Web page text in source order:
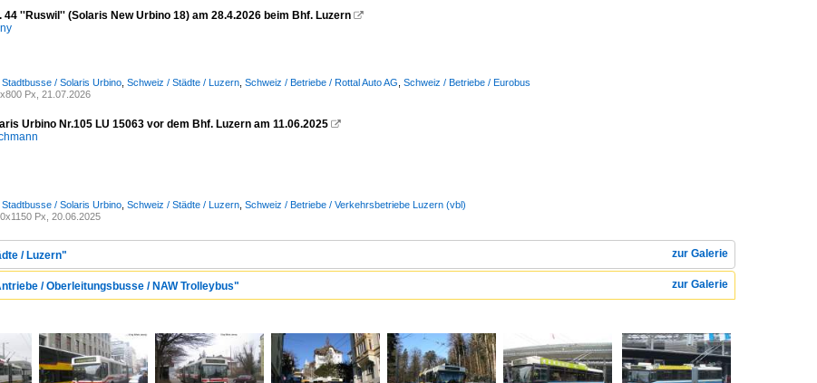
44 ''Ruswil'' (Solaris New Urbino 18) am 28.4.2026 beim Bhf. Luzern 
/ Solaris Urbino Schweiz / Städte / Luzern Schweiz / Betriebe / Rottal Auto AG Schweiz / Betriebe / Eurobus
Px, 21.07.2026
Urbino Nr.105 LU 15063 vor dem Bhf. Luzern am 11.06.2025 
/ Solaris Urbino Schweiz / Städte / Luzern Schweiz / Betriebe / Verkehrsbetriebe Luzern (vbl)
Px, 20.06.2025
zur Galerie
/ Luzern"
zur Galerie
/ Oberleitungsbusse / NAW Trolleybus"